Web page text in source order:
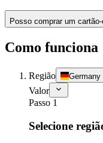
Posso comprar um
Como funciona
Região Germany
Valor
Passo 1
Selecione